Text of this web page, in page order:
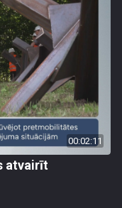
00:02:11
atvairīt